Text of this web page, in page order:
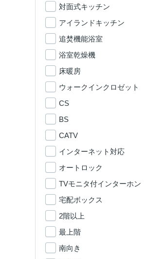
対面式キッチン
アイランドキッチン
追焚機能浴室
浴室乾燥機
床暖房
ウォークインクロゼット
CS
BS
CATV
インターネット対応
オートロック
TVモニタ付インターホン
宅配ボックス
2階以上
最上階
南向き